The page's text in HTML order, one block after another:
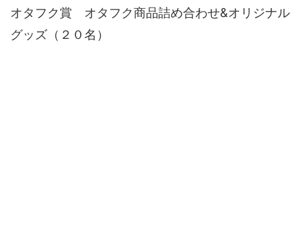
オタフク賞 オタフク商品詰め合わせ&オリジナル
グッズ（２０名）